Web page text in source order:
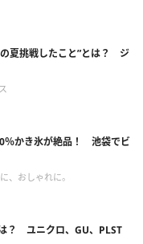
夏挑戦したこと”とは？ ジ
％かき氷が絶品！ 池袋でビ
、おしゃれに。
？ ユニクロ、GU、PLST